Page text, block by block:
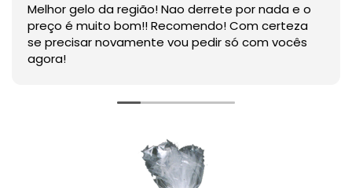
da região! Nao derrete por nada e o
bom!! Recomendo! Com certeza
novamente vou pedir só com vocês
Produto